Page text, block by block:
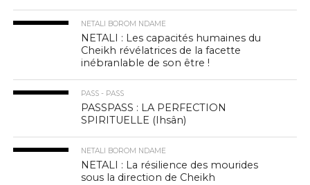
NETALI BOROM NDAME
NETALI : Les capacités humaines du
Cheikh révélatrices de la facette
inébranlable de son être !
PASS - PASS
PASSPASS : LA PERFECTION
SPIRITUELLE (Ihsân)
NETALI BOROM NDAME
NETALI : La résilience des mourides
sous la direction de Cheikh